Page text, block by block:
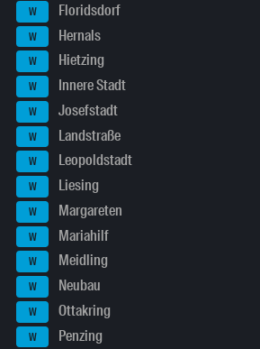
W Floridsdorf
W Hernals
W Hietzing
W Innere Stadt
W Josefstadt
W Landstraße
W Leopoldstadt
W Liesing
W Margareten
W Mariahilf
W Meidling
W Neubau
W Ottakring
W Penzing